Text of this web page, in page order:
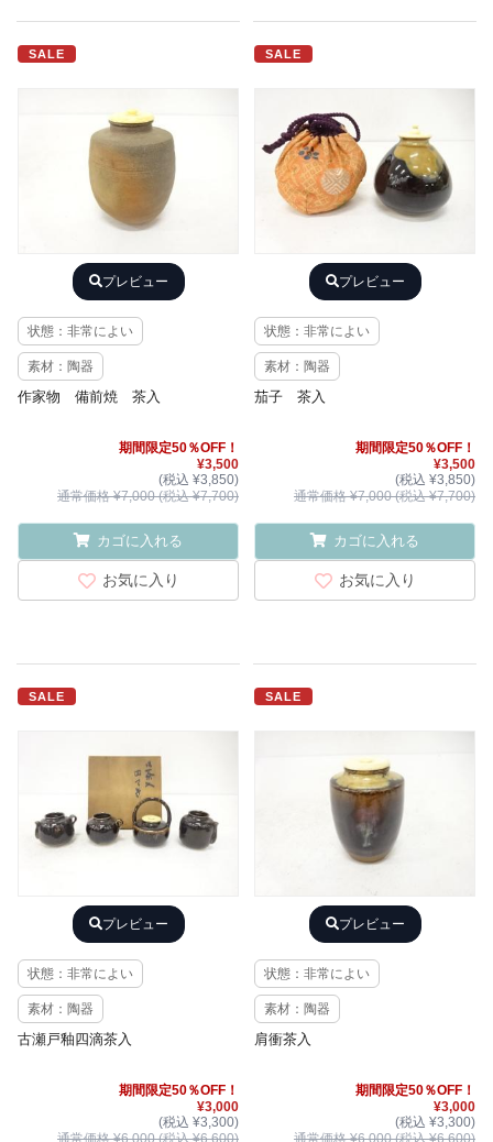
SALE
プレビュー
状態：非常によい
素材：陶器
作家物 備前焼 茶入
期間限定50％OFF！
¥3,500
(税込 ¥3,850)
通常価格 ¥7,000 (税込 ¥7,700)
カゴに入れる
お気に入り
SALE
プレビュー
状態：非常によい
素材：陶器
茄子 茶入
期間限定50％OFF！
¥3,500
(税込 ¥3,850)
通常価格 ¥7,000 (税込 ¥7,700)
カゴに入れる
お気に入り
SALE
プレビュー
状態：非常によい
素材：陶器
古瀬戸釉四滴茶入
期間限定50％OFF！
¥3,000
(税込 ¥3,300)
SALE
プレビュー
状態：非常によい
素材：陶器
肩衝茶入
期間限定50％OFF！
¥3,000
(税込 ¥3,300)